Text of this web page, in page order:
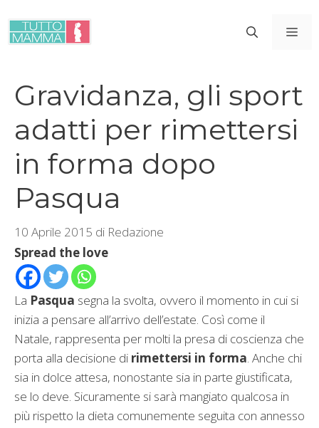
contenuto
Gravidanza, gli sport
adatti per rimettersi
in forma dopo
Pasqua
10 Aprile 2015 di Redazione
Spread the love
La Pasqua segna la svolta, ovvero il momento in cui si
inizia a pensare all’arrivo dell’estate. Così come il
Natale, rappresenta per molti la presa di coscienza che
porta alla decisione di rimettersi in forma . Anche chi
sia in dolce attesa, nonostante sia in parte giustificata,
se lo deve. Sicuramente si sarà mangiato qualcosa in
più rispetto la dieta comunemente seguita con annesso